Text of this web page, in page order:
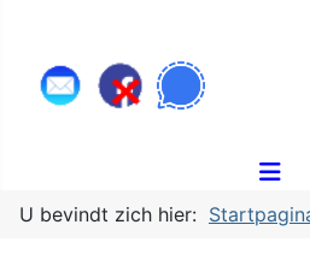
U bevindt zich hier: